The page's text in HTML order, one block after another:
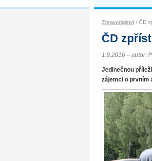
Zpravodajství / ČD
ČD
1.9.2016 – autor:
Jedinečnou
zájemci o prvním